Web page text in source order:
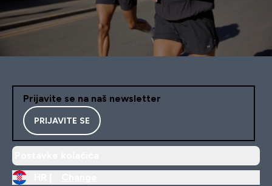
Prijavite se na naš newsletter
PRIJAVITE SE